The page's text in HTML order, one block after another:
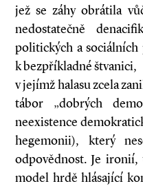
jež se záhy obrátila
nedostatečně
politických a
k bezpříkladné štvanici,
v jejímž halasu zcela
tábor „dobrých
neexistence
hegemonii), který
odpovědnost. Je ironií,
model hrdě hlásající